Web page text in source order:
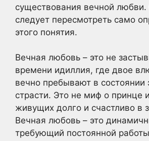
существования вечной
следует пересмотреть само
этого понятия.
Вечная любовь – это не
времени идиллия, где двое
вечно пребывают в состоянии
страсти. Это не миф о принце
живущих долго и счастливо в
Вечная любовь – это
требующий постоянной